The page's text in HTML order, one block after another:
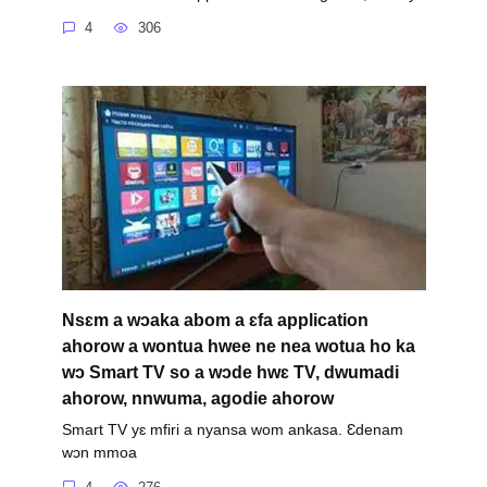
4 306
Nsɛm a wɔaka abom a ɛfa application
ahorow a wontua hwee ne nea wotua ho ka
wɔ Smart TV so a wɔde hwɛ TV, dwumadi
ahorow, nnwuma, agodie ahorow
Smart TV yɛ mfiri a nyansa wom ankasa. Ɛdenam
wɔn mmoa